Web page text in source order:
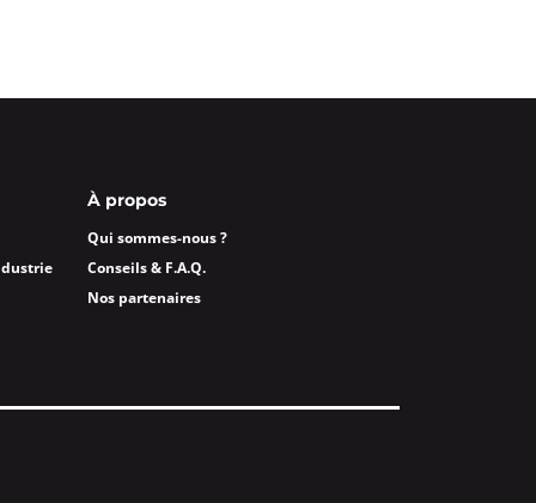
À propos
Qui sommes-nous ?
Conseils & F.A.Q.
Nos partenaires